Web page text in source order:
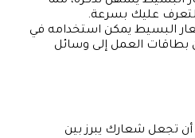
عليك بسرعة.
البسيط يمكن استخدامه في
العمل إلى وسائل
تجعل شعارك يبرز بين